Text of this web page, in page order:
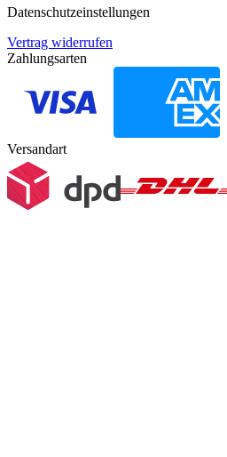
Datenschutzeinstellungen
Vertrag widerrufen
Zahlungsarten
Versandart